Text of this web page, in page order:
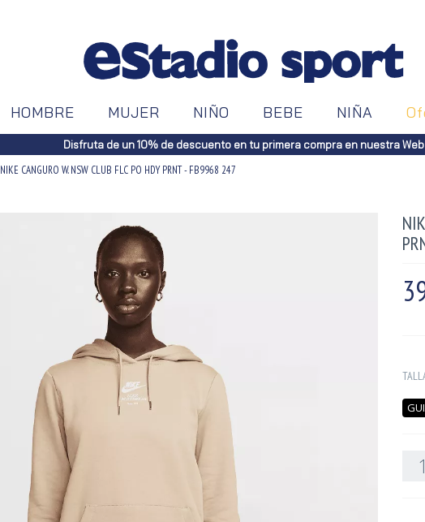
HOMBRE MUJER NIÑO BEBE NIÑA
Disfruta de un 10% de descuento en tu primera compra en nuestra Web
NIKE CANGURO W. NSW CLUB FLC PO HDY PRNT - FB9968 247